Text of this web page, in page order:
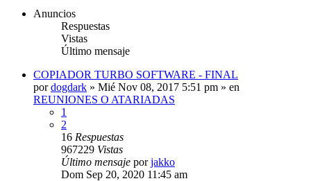
Anuncios
Respuestas
Vistas
Último mensaje
COPIADOR TURBO SOFTWARE - FINAL
pordogdark » Mié Nov 08, 2017 5:51 pm » en
REUNIONES O ATARIADAS
1
2
16 Respuestas
967229 Vistas
Último mensaje porjakko
Dom Sep 20, 2020 11:45 am